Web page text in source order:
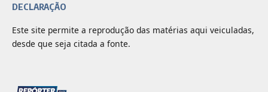
DECLARAÇÃO
Este site permite a reprodução das matérias aqui veiculadas,
desde que seja citada a fonte.